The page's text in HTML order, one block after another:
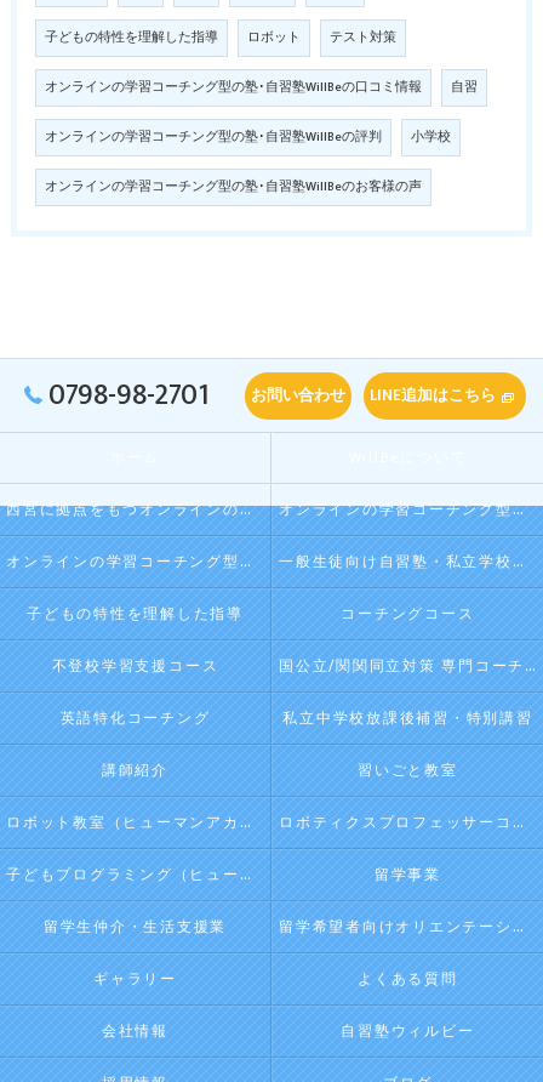
子どもの特性を理解した指導 ロボット テスト対策
オンラインの学習コーチング型の塾･自習塾WillBeの口コミ情報 自習
オンラインの学習コーチング型の塾･自習塾WillBeの評判 小学校
オンラインの学習コーチング型の塾･自習塾WillBeのお客様の声
0798-98-2701 お問い合わせ LINE追加はこちら
西宮に拠点をもつオンラインの学習コーチング型・映像授業型の塾･自習塾WillBeの口コミ情報 オンラインの学習コーチング型・映像授業型の塾･自習塾WillBeの評判
オンラインの学習コーチング型・映像授業型の塾･自習塾WillBeのお客様の声 一般生徒向け自習塾・私立学校向け放課後学習
子どもの特性を理解した指導 コーチングコース
不登校学習支援コース 国公立/関関同立対策 専門コーチング
英語特化コーチング 私立中学校放課後補習・特別講習
講師紹介 習いごと教室
ロボット教室（ヒューマンアカデミージュニアプログラム） ロボティクスプロフェッサーコース（ヒューマンアカデミージュニアプログラム）
子どもプログラミング（ヒューマンアカデミージュニアプログラム） 留学事業
留学生仲介・生活支援業 留学希望者向けオリエンテーション
ギャラリー よくある質問
会社情報 自習塾ウィルビー